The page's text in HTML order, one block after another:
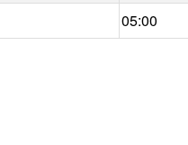
05:00